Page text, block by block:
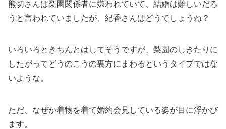
熊切さんは梨園関係者に嫌われていて、結婚は難しいだろ
うと言われていましたが、紀香さんはどうでしょうね？
いろいろときちんとはしてそうですが、梨園のしきたりに
したがってどうのこうの裏方にまわるというタイプではな
いような。
ただ、なぜか着物を着て婚約会見している姿が目に浮かび
ます。